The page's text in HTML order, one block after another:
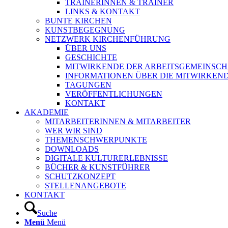
TRAINERINNEN & TRAINER
LINKS & KONTAKT
BUNTE KIRCHEN
KUNSTBEGEGNUNG
NETZWERK KIRCHENFÜHRUNG
ÜBER UNS
GESCHICHTE
MITWIRKENDE DER
INFORMATIONEN ÜBER DIE
TAGUNGEN
VERÖFFENTLICHUNGEN
KONTAKT
AKADEMIE
MITARBEITERINNEN & MITARBEITER
WER WIR SIND
THEMENSCHWERPUNKTE
DOWNLOADS
DIGITALE KULTURERLEBNISSE
BÜCHER & KUNSTFÜHRER
SCHUTZKONZEPT
STELLENANGEBOTE
KONTAKT
Suche
Menü Menü